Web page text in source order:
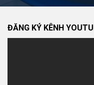
ĐĂNG KÝ KÊNH